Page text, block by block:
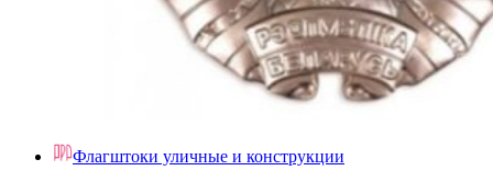
Флагштоки уличные и конструкции